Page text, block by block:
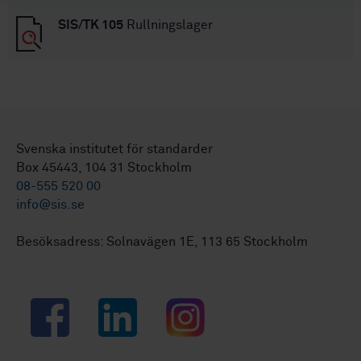
SIS/TK 105 Rullningslager
Svenska institutet för standarder
Box 45443, 104 31 Stockholm
08-555 520 00
info@sis.se
Besöksadress: Solnavägen 1E, 113 65 Stockholm
Facebook LinkedIn Instagram